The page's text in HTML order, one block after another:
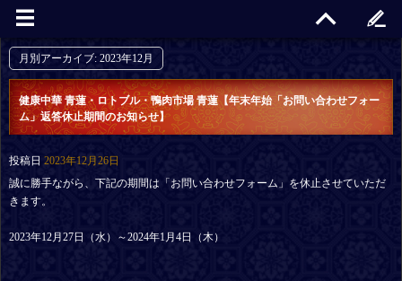
月別アーカイブ: 2023年12月
健康中華 青蓮・ロトブル・鴨肉市場 青蓮【年末年始「お問い合わせフォー
ム」返答休止期間のお知らせ】
投稿日 2023年12月26日
誠に勝手ながら、下記の期間は「お問い合わせフォーム」を休止させていただ
きます。
2023年12月27日（水）～2024年1月4日（木）